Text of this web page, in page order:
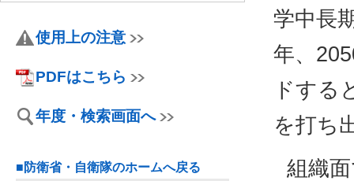
使用上の注意
PDFはこちら
年度・検索画面へ
■防衛省・自衛隊のホームへ戻る
学中長
年、
ドする
を打ち
組織